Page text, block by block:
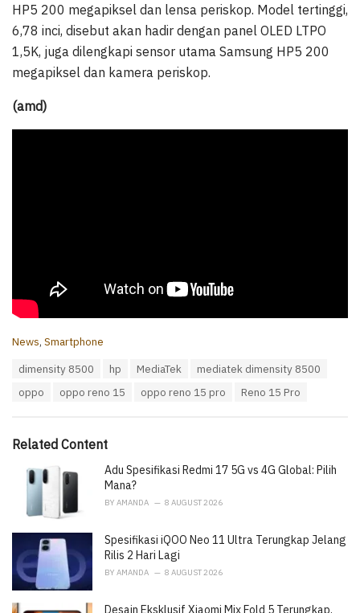
HP5 200 megapiksel dan lensa periskop. Model tertinggi,
6,78 inci, disebut akan hadir dengan panel OLED LTPO
1,5K, juga dilengkapi sensor utama Samsung HP5 200
megapiksel dan kamera periskop.
(amd)
C
i
News, Smartphone
dimensity 8500 hp MediaTek
mediatek dimensity 8500
oppo
oppo reno 15 oppo reno 15 pro Reno 15 Pro
Related Content
Adu Spesifikasi Redmi 17 5G vs 4G Global: Pilih
Mana?
BY AMANDA 8 AUGUST 2026
Spesifikasi iQOO Neo 11 Ultra Terungkap Jelang
Rilis 2 Hari Lagi
BY AMANDA 8 AUGUST 2026
Desain Eksklusif Xiaomi Mix Fold 5 Terungkap,